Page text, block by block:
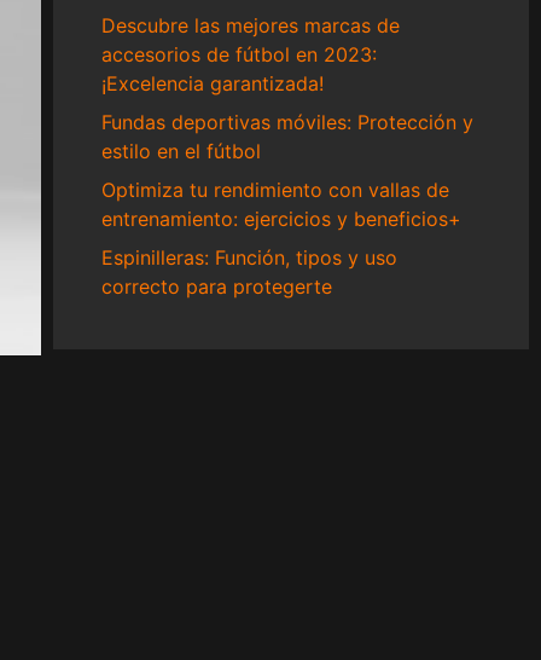
Descubre las mejores marcas de
accesorios de fútbol en 2023:
¡Excelencia garantizada!
Fundas deportivas móviles: Protección y
estilo en el fútbol
Optimiza tu rendimiento con vallas de
entrenamiento: ejercicios y beneficios+
Espinilleras: Función, tipos y uso
correcto para protegerte